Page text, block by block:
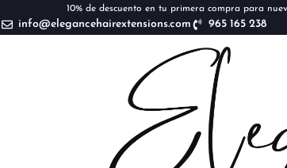
10% de descuento en tu primera compra para
info@elegancehairextensions.com 965 165 238